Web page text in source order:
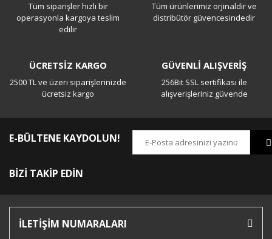
Yorum Yaz
Tüm siparişler hızlı bir
operasyonla kargoya teslim
edilir
Tüm ürünlerimiz orjinaldir ve
distribütör güvencesindedir
ÜCRETSİZ KARGO
2500 TL ve üzeri siparişlerinizde
ücretsiz kargo
GÜVENLİ ALIŞVERİŞ
256Bit SSL sertifikası ile
alışverişleriniz güvende
E-BÜLTENE KAYDOLUN!
BİZİ TAKİP EDİN
İLETİŞİM NUMARALARI